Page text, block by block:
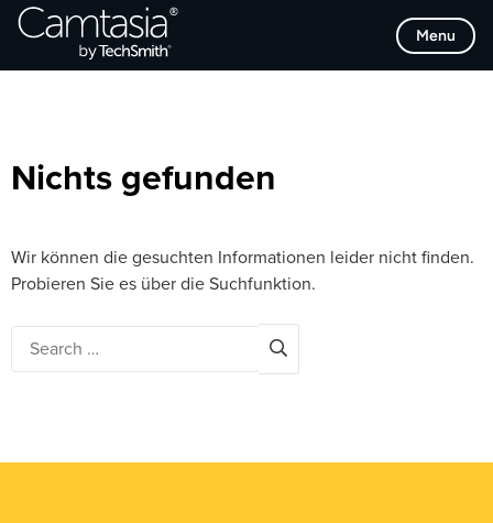
Direkt
zum
Menu
Browse Categories
Nichts gefunden
Wir können die gesuchten Informationen leider nicht finden.
Probieren Sie es über die Suchfunktion.